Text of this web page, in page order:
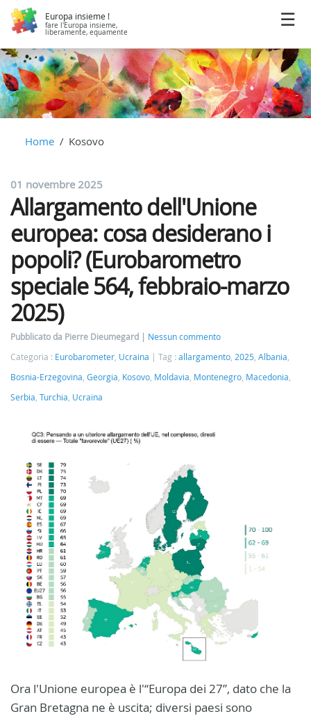
Europa insieme !
fare l'Europa insieme,
liberamente, equamente
Home Kosovo
01 novembre 2025
Allargamento dell'Unione
europea: cosa desiderano i
popoli? (Eurobarometro
speciale 564, febbraio-marzo
2025)
Pubblicato da Pierre Dieumegard
Nessun commento
Categoria : Eurobarometer Ucraina Tag : allargamento 2025 Albania
Bosnia-Erzegovina Georgia Kosovo Moldavia Montenegro Macedonia
Serbia Turchia Ucraina
Ora l'Unione europea è l'“Europa dei 27”, dato che la
Gran Bretagna ne è uscita; diversi paesi sono